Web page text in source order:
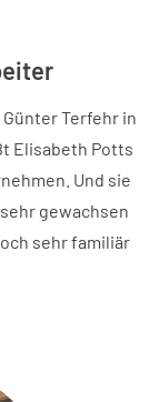
Terfehr in
Elisabeth Potts
Und sie
gewachsen
sehr familiär